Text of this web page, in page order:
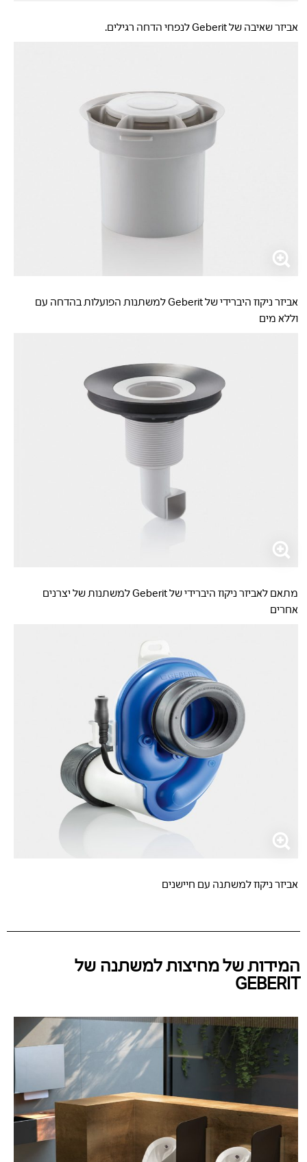
אביזר שאיבה של Geberit לנפחי הדחה רגילים.
אביזר ניקוז היברידי של Geberit למשתנות הפועלות בהדחה עם
וללא מים
מתאם לאביזר ניקוז היברידי של Geberit למשתנות של יצרנים
אחרים
אביזר ניקוז למשתנה עם חיישנים
המידות של מחיצות למשתנה של
GEBERIT